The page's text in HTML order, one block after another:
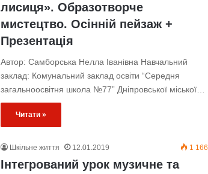
лисиця». Образотворче
мистецтво. Осінній пейзаж +
Презентація
Автор: Самборська Нелла Іванівна Навчальний
заклад: Комунальний заклад освіти “Середня
загальноосвітня школа №77” Дніпровської міської…
Читати »
Шкільне життя 12.01.2019 1 166
Інтегрований урок музичне та